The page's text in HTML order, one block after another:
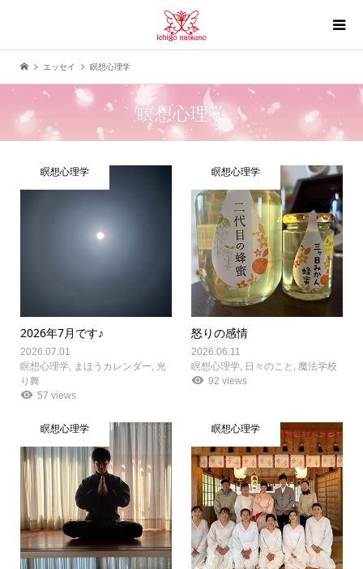
エッセイ 瞑想心理学
瞑想心理学
瞑想心理学
2026年7月です♪
2026.07.01
瞑想心理学, まほうカレンダー 光
り舞
57 views
瞑想心理学
怒りの感情
2026.06.11
瞑想心理学 日々のこと
魔法学校
92 views
瞑想心理学 瞑想心理学